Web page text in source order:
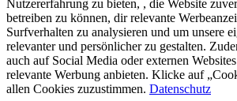
Nutzererfahrung zu bieten, , die Website
betreiben zu können, dir relevante
Surfverhalten zu analysieren und um unsere
relevanter und persönlicher zu gestalten.
auch auf Social Media oder externen
relevante Werbung anbieten. Klicke auf
allen Cookies zuzustimmen. Datenschutz